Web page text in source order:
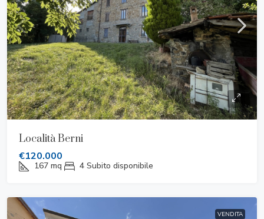
Località Berni
€120.000
167 mq 4 Subito disponibile
VENDITA